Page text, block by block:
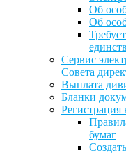
Об
Об
Сервис
Совета
Выплата
Бланки
бумаг